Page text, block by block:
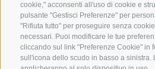
cookie," acconsenti all'uso di cookie e
pulsante "Gestisci Preferenze" per
"Rifiuta tutto" per proseguire senza
necessari. Puoi modificare le tue
cliccando sul link "Preferenze Cookie" in
sull'icona dello scudo in basso a sinistra.
CREDITS |MAPPA DEL SITO |
IT00235730215